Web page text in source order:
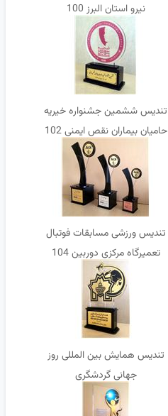
نیرو استان البرز 100
تندیس ششمین جشنواره خیریه
حامیان بیماران نقص ایمنی 102
تندیس ورزشی مسابقات فوتبال
تعمیرگاه مرکزی دوربین 104
تندیس همایش بین المللی روز
جهانی گردشگری